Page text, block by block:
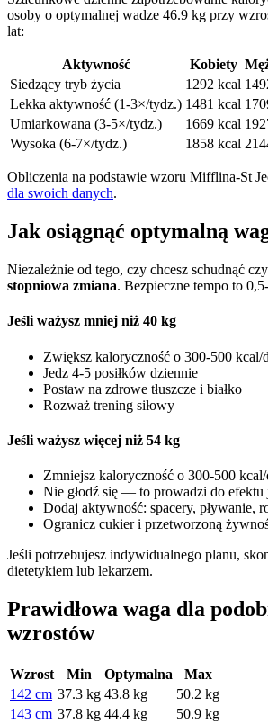
osoby o optymalnej wadze 46.9 kg przy
lat:
Aktywność Kobiety
Siedzący tryb życia
1292 kcal
Lekka aktywność (1-3×/tydz.) 1481 kcal
Umiarkowana (3-5×/tydz.)
1669 kcal
Wysoka (6-7×/tydz.)
1858 kcal
Obliczenia na podstawie wzoru Mifflina-St
dla swoich danych.
Jak osiągnąć optymalną
Niezależnie od tego, czy chcesz schudnąć
stopniowa zmiana. Bezpieczne tempo to
Jeśli ważysz mniej niż 40 kg
Zwiększ kaloryczność o 300-500 kcal/
Jedz 4-5 posiłków dziennie
Postaw na zdrowe tłuszcze i białko
Rozważ trening siłowy
Jeśli ważysz więcej niż 54 kg
Zmniejsz kaloryczność o 300-500
Nie głodź się — to prowadzi do efektu
Dodaj aktywność: spacery, pływanie,
Ogranicz cukier i przetworzoną
Jeśli potrzebujesz indywidualnego planu,
dietetykiem lub lekarzem.
Prawidłowa waga dla
wzrostów
Wzrost Min Optymalna
Max
142 cm 37.3 kg 43.8 kg
50.2 kg
143 cm 37.8 kg 44.4 kg
50.9 kg